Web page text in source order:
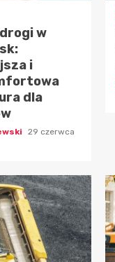
w
i
dla
29 czerwca